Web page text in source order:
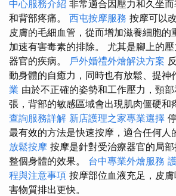
中心服務介紹 非常適合因壓力和久坐
和背部疼痛。 西屯按摩服務 按摩可以
皮膚的毛細血管，從而增加滋養細胞的
加速有害毒素的排除。 尤其是腳上的
器官的疾病。 戶外婚禮外燴解決方案
動身體的自癒力，同時也有放鬆、提神
業 由於不正確的姿勢和工作壓力，頸
張，背部的敏感區域會出現肌肉僵硬和
查詢服務詳解 新店護理之家專業選擇
最有效的方法是快速按摩，適合任何人
放鬆按摩 按摩是針對受治療器官的局
整個身體的效果。 台中專業外燴服務
程與注意事項 按摩部位血液充足，皮
害物質排出更快。